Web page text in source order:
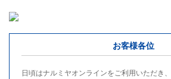
お客様各位
日頃はナルミヤオンラインをご利用いただき